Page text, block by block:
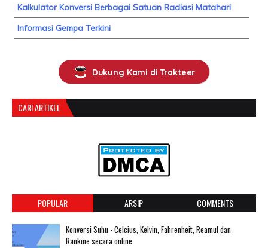
Kalkulator Konversi Berbagai Satuan Radiasi Matahari
Informasi Gempa Terkini
Dukung Kami di Trakteer
CARI ARTIKEL
POPULAR ARSIP COMMENTS
Konversi Suhu - Celcius, Kelvin, Fahrenheit, Reamul dan
Rankine secara online